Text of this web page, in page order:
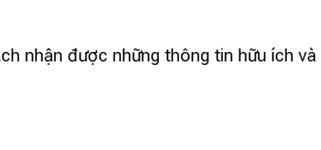
nhận được những thông tin hữu ích